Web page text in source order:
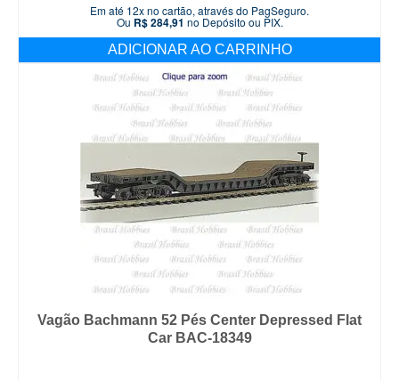
original
era:
R$ 389,90.
atual
R$ 299,90.
Em até 12x no cartão, através do PagSeguro.
Ou R$284,91 no Depósito ou PIX.
ADICIONAR AO CARRINHO
Vagão Bachmann 52 Pés Center Depressed Flat
Car BAC-18349